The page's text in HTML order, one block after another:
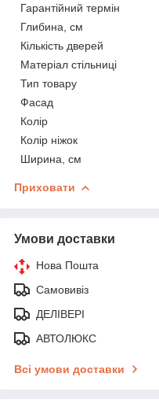
Гарантійний термін
Глибина, см
Кількість дверей
Матеріал стільниці
Тип товару
Фасад
Колір
Колір ніжок
Ширина, см
Приховати
Умови доставки
Нова Пошта
Самовивіз
ДЕЛІВЕРІ
АВТОЛЮКС
Всі умови доставки